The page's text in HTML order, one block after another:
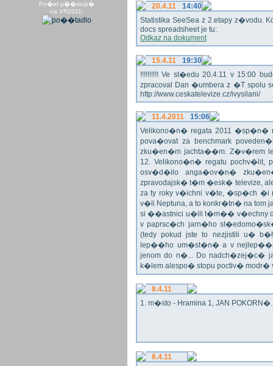
Po�et p��stup�
na VR2011:
20.4.11
14:40
Statistika SeeSea z 2.etapy z�vodu.
docs spreadsheet je tu:
Odkaz na dokument
15.4.11
19:30
!!!!!!!!!! Ve st�edu 20.4.11 v 15:00
zpracoval Dan �umbera z �T spolu
http://www.ceskatelevize.cz/ivysilani/
11.4.2011
15:06
Velikono�n� regata 2011 �sp�n�
pova�ovat za benchmark
zku�en�m jachta��m. Z�v�rem
12. Velikono�n� regatu
osv�d�ilo anga�ov�n�
zpravodajsk� t�m �esk� televize,
za ty roky v�ichni v�te, �sp�ch
v�li Neptuna, a to konkr�tn� na tom
si ��astnici u�ili t�m�� v�echny
v paprsc�ch jarn�ho
(tedy pokud jste to nezjistili u�
lep��ho um�st�n� a v
jenom do n�... Do nadch�zej�c�
k�lem alespo� stopu poctiv�
8.4.11
1. m�sto - Hramina 1, JAN
8.4.11